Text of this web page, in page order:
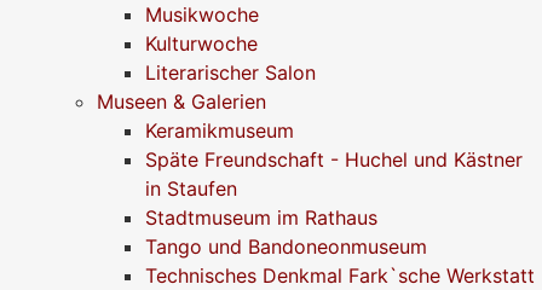
Musikwoche
Kulturwoche
Literarischer Salon
Museen & Galerien
Keramikmuseum
Späte Freundschaft - Huchel und Kästner
in Staufen
Stadtmuseum im Rathaus
Tango und Bandoneonmuseum
Technisches Denkmal Fark`sche Werkstatt